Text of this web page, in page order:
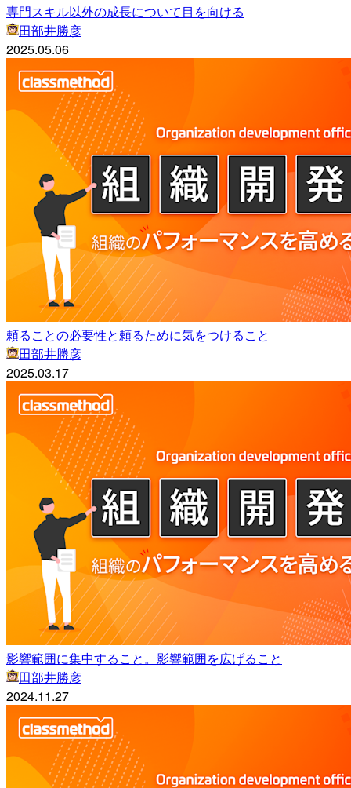
専門スキル以外の成長について目を向ける
田部井勝彦
2025.05.06
頼ることの必要性と頼るために気をつけること
田部井勝彦
2025.03.17
影響範囲に集中すること。影響範囲を広げること
田部井勝彦
2024.11.27